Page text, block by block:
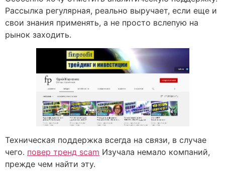
Рассылка регулярная, реально выручает, если еще и
свои знания применять, а не просто вслепую на
рынок заходить.
Техническая поддержка всегда на связи, в случае
чего. повер тренд scam Изучала немало компаний,
прежде чем найти эту.